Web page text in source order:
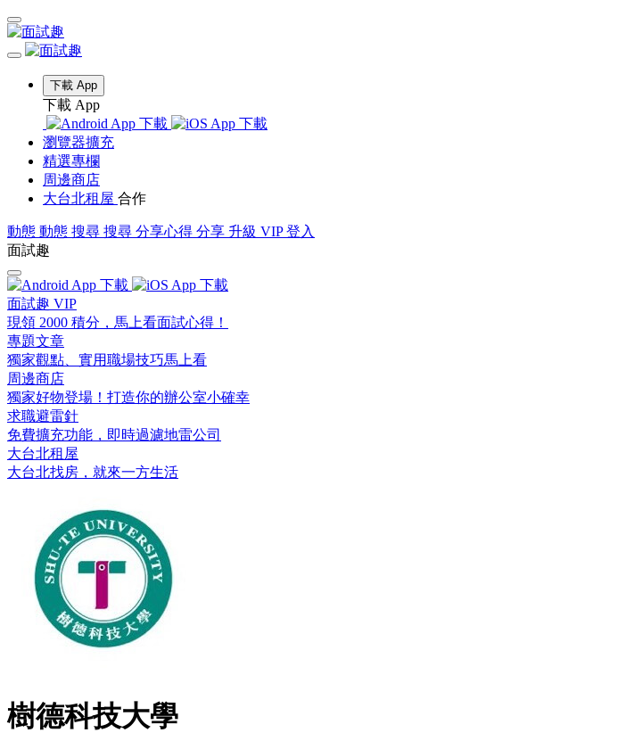
下載 App
下載 App
瀏覽器擴充
精選專欄
周邊商店
大台北租屋 合作
動態 動態 搜尋 搜尋 分享心得 分享 升級 VIP 登入
面試趣
面試趣 VIP
現領 2000 積分，馬上看面試心得！
專題文章
獨家觀點、實用職場技巧馬上看
周邊商店
獨家好物登場！打造你的辦公室小確幸
求職避雷針
免費擴充功能，即時過濾地雷公司
大台北租屋
大台北找房，就來一方生活
樹德科技大學